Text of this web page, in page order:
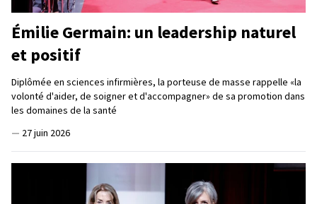
Émilie Germain: un leadership naturel
et positif
Diplômée en sciences infirmières, la porteuse de masse rappelle «la
volonté d'aider, de soigner et d'accompagner» de sa promotion dans
les domaines de la santé
— 27 juin 2026